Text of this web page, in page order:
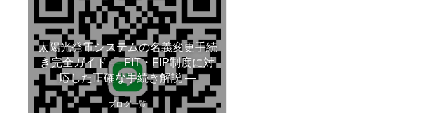
太陽光発電システムの名義変更手続
き完全ガイド ― FIT・FIP制度に対
応した正確な手続き解説 ―
ブログ一覧